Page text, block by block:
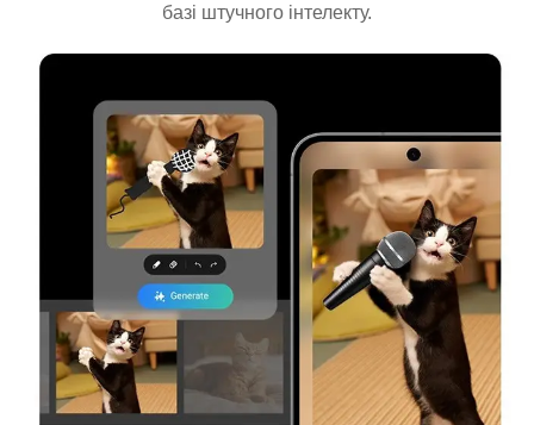
базі штучного інтелекту.